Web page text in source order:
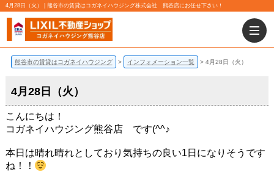
4月28日（火） | 熊谷市の賃貸はコガネイハウジング株式会社 熊谷店にお任せ下さい！
熊谷市の賃貸はコガネイハウジング インフォメーション一覧 4月28日（火）
4月28日（火）
こんにちは！
コガネイハウジング熊谷店 です(^^♪
本日は晴れ晴れとしており気持ちの良い1日になりそうです
ね！！